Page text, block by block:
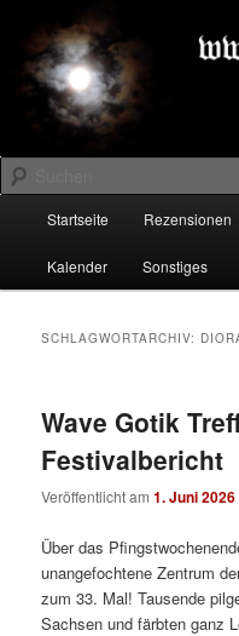
primären
Inhalt
springen
sekundären
Inhalt
springenDARK-
Suchen
Startseite Rezensionen
Kalender Sonstiges
SCHLAGWORTARCHIV:
Wave Gotik
Festivalbericht
Veröffentlicht am1. Juni 2026
Über das
unangefochtene Zentrum
zum 33. Mal! Tausende
Sachsen und färbten ganz